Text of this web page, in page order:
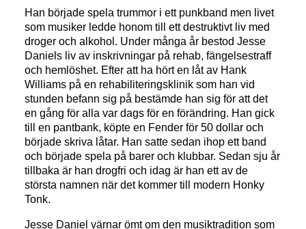
Han började spela trummor i ett punkband men livet
som musiker ledde honom till ett destruktivt liv med
droger och alkohol. Under många år bestod Jesse
Daniels liv av inskrivningar på rehab, fängelsestraff
och hemlöshet. Efter att ha hört en låt av Hank
Williams på en rehabiliteringsklinik som han vid
stunden befann sig på bestämde han sig för att det
en gång för alla var dags för en förändring. Han gick
till en pantbank, köpte en Fender för 50 dollar och
började skriva låtar. Han satte sedan ihop ett band
och började spela på barer och klubbar. Sedan sju år
tillbaka är han drogfri och idag är han ett av de
största namnen när det kommer till modern Honky
Tonk.
Jesse Daniel värnar ömt om den musiktradition som